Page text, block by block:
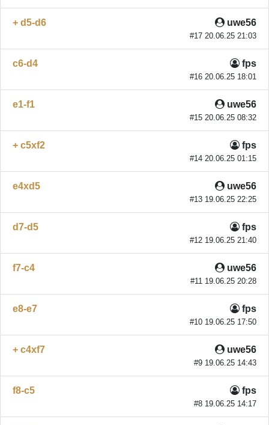
uwe56
#17 20.06.25 21:03
+ d5-d6
fps
#16 20.06.25 18:01
c6-d4
uwe56
#15 20.06.25 08:32
e1-f1
fps
#14 20.06.25 01:15
+ c5xf2
uwe56
#13 19.06.25 22:25
e4xd5
fps
#12 19.06.25 21:40
d7-d5
uwe56
#11 19.06.25 20:28
f7-c4
fps
#10 19.06.25 17:50
e8-e7
uwe56
#9 19.06.25 14:43
+ c4xf7
fps
#8 19.06.25 14:17
f8-c5